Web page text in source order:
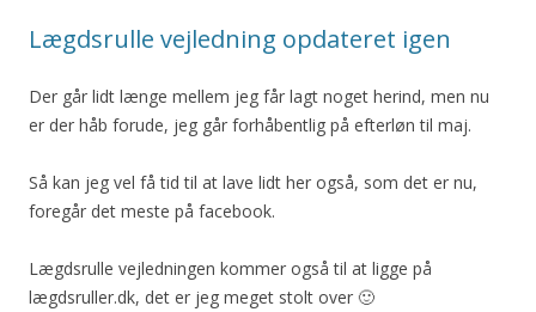
Lægdsrulle vejledning opdateret igen
Der går lidt længe mellem jeg får lagt noget herind, men nu
er der håb forude, jeg går forhåbentlig på efterløn til maj.
Så kan jeg vel få tid til at lave lidt her også, som det er nu,
foregår det meste på facebook.
Lægdsrulle vejledningen kommer også til at ligge på
lægdsruller.dk, det er jeg meget stolt over 🙂